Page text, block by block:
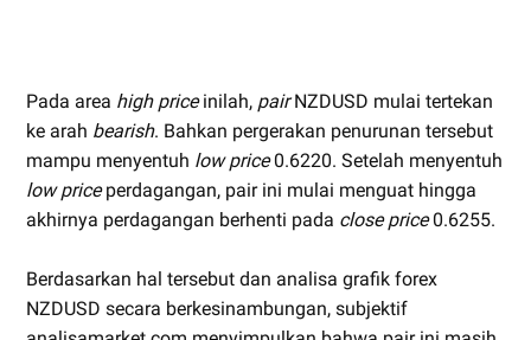
Pada area high priceinilah, pairNZDUSD mulai tertekan
ke arah bearish. Bahkan pergerakan penurunan tersebut
mampu menyentuh low price0.6220. Setelah menyentuh
low priceperdagangan, pair ini mulai menguat hingga
akhirnya perdagangan berhenti pada close price0.6255.
Berdasarkan hal tersebut dan analisa grafik forex
NZDUSD secara berkesinambungan, subjektif